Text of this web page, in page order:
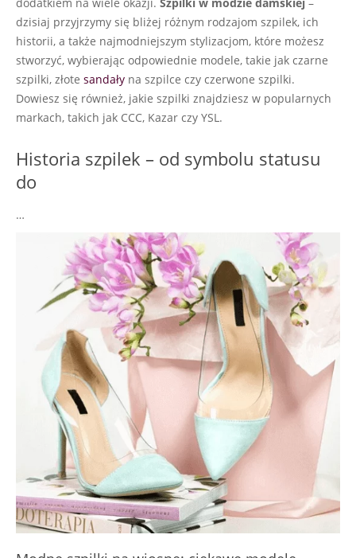
dzisiaj przyjrzymy się bliżej różnym rodzajom szpilek, ich
historii, a także najmodniejszym stylizacjom, które możesz
stworzyć, wybierając odpowiednie modele, takie jak czarne
szpilki, złote sandały na szpilce czy czerwone szpilki.
Dowiesz się również, jakie szpilki znajdziesz w popularnych
markach, takich jak CCC, Kazar czy YSL.
Historia szpilek – od symbolu statusu
do
…